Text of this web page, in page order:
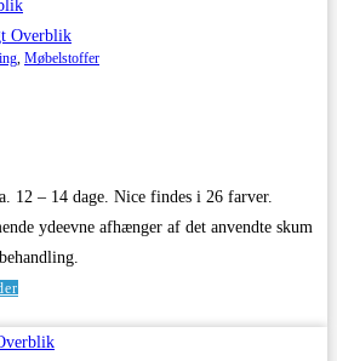
har
flere
varianter.
på
varesiden
Overblik
Møbelstoffer
12 – 14 dage. Nice findes i 26 farver.
ydeevne afhænger af det anvendte skum
har